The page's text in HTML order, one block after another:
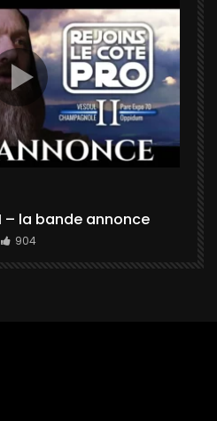
– la bande annonce
904